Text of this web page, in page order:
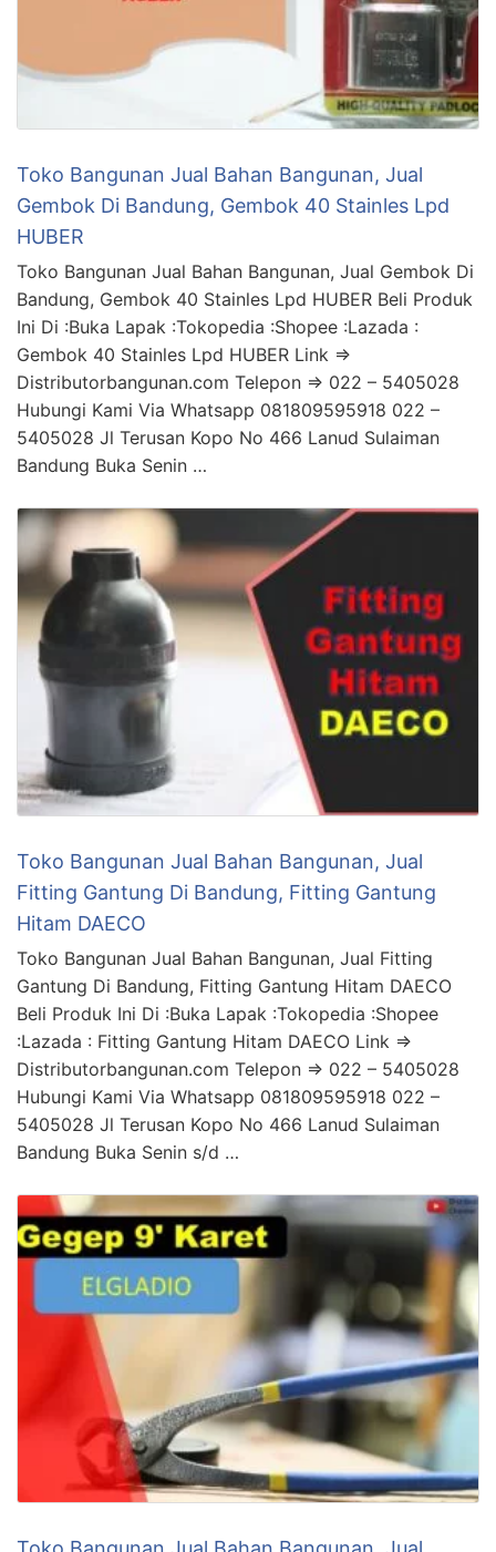
Toko Bangunan Jual Bahan Bangunan, Jual
Gembok Di Bandung, Gembok 40 Stainles Lpd
HUBER
Toko Bangunan Jual Bahan Bangunan, Jual Gembok Di
Bandung, Gembok 40 Stainles Lpd HUBER Beli Produk
Ini Di :Buka Lapak :Tokopedia :Shopee :Lazada :
Gembok 40 Stainles Lpd HUBER Link =>
Distributorbangunan.com Telepon => 022 – 5405028
Hubungi Kami Via Whatsapp 081809595918 022 –
5405028 Jl Terusan Kopo No 466 Lanud Sulaiman
Bandung Buka Senin …
Toko Bangunan Jual Bahan Bangunan, Jual
Fitting Gantung Di Bandung, Fitting Gantung
Hitam DAECO
Toko Bangunan Jual Bahan Bangunan, Jual Fitting
Gantung Di Bandung, Fitting Gantung Hitam DAECO
Beli Produk Ini Di :Buka Lapak :Tokopedia :Shopee
:Lazada : Fitting Gantung Hitam DAECO Link =>
Distributorbangunan.com Telepon => 022 – 5405028
Hubungi Kami Via Whatsapp 081809595918 022 –
5405028 Jl Terusan Kopo No 466 Lanud Sulaiman
Bandung Buka Senin s/d …